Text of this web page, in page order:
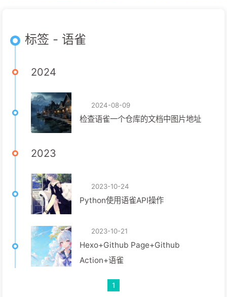
标签 - 语雀
2024
2024-08-09
检查语雀一个仓库的文档中图片地址
2023
2023-10-24
Python使用语雀API操作
2023-10-21
Hexo+Github Page+Github
Action+语雀
1